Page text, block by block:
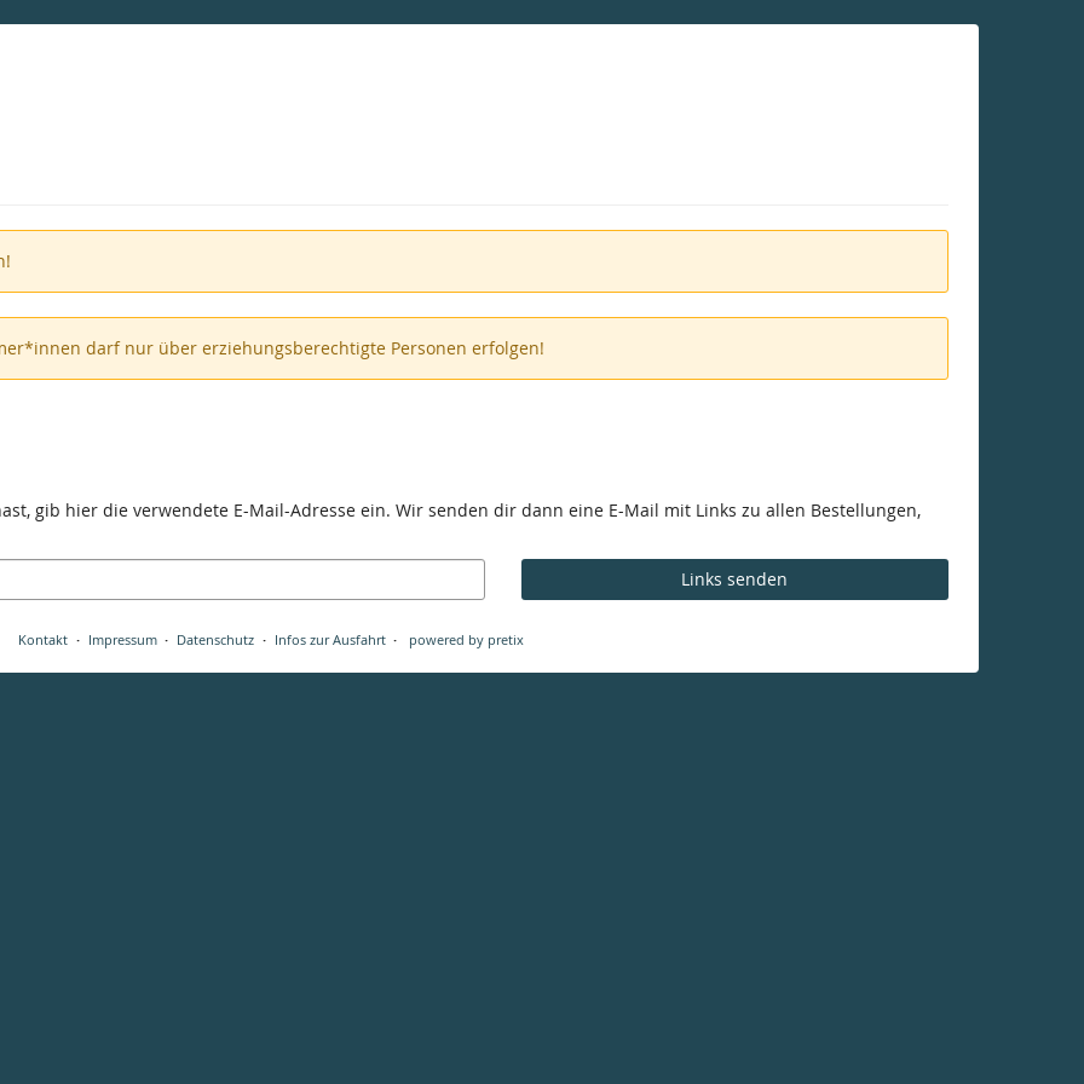
darf nur über erziehungsberechtigte Personen erfolgen!
gib hier die verwendete E-Mail-Adresse ein. Wir senden dir dann eine E-Mail mit Links zu allen Bestellungen,
Links senden
Kontakt Impressum Datenschutz Infos zur Ausfahrt powered by pretix